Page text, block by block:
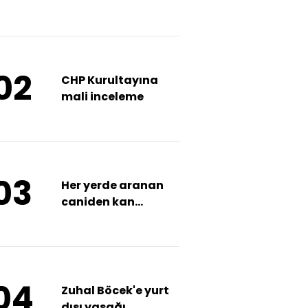
CHP Kurultayına
mali inceleme
Her yerde aranan
caniden kan
sıktım
Zuhal Böcek'e yurt